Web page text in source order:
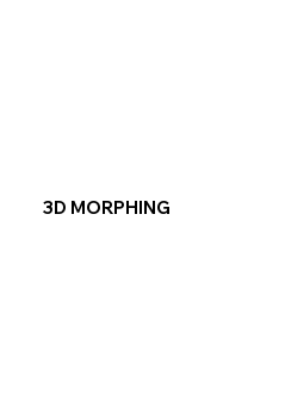
3D MORPHING